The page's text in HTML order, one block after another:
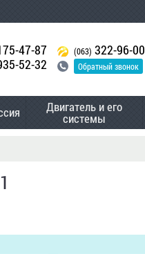
47-87
52-32
(063) 322-96-00
Обратный звонок
Двигатель и его
системы